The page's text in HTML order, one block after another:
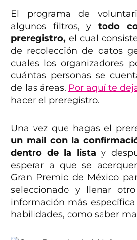
El programa de
algunos filtros, y todo
preregistro, el cual
de recolección de datos
cuales los organizadores
cuántas personas se
de las áreas. Por aquí te
hacer el preregistro.
Una vez que hagas el
un mail con la
dentro de la lista y
esperar a que se
Gran Premio de México
seleccionado y llenar
información más
habilidades, como saber